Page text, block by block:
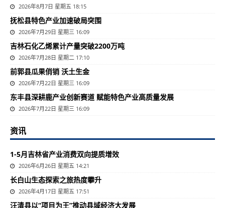
2026年8月7日 星期五 18:15
抚松县特色产业加速破局突围
2026年7月29日 星期三 16:09
吉林石化乙烯累计产量突破2200万吨
2026年7月28日 星期二 17:10
前郭县瓜果俏销 沃土生金
2026年7月22日 星期三 16:09
东丰县深耕鹿产业创新赛道 赋能特色产业高质量发展
2026年7月22日 星期三 16:09
资讯
1-5月吉林省产业消费双向提质增效
2026年6月26日 星期五 14:21
长白山生态探索之旅热度攀升
2026年4月17日 星期五 17:51
汪清县以“项目为王”推动县域经济大发展